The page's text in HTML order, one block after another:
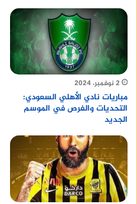
2 نوفمبر، 2024
مباريات نادي الأهلي السعودي:
التحديات والفرص في الموسم
الجديد